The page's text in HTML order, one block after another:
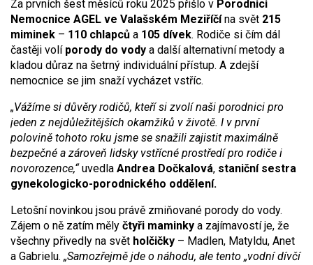
Za prvních šest měsíců roku 2025 přišlo v Porodnici
Nemocnice AGEL ve Valašském Meziříčína svět 215
miminek – 110 chlapců a 105 dívek. Rodiče si čím dál
častěji volí porody do vody a další alternativní metody a
kladou důraz na šetrný individuální přístup. A zdejší
nemocnice se jim snaží vycházet vstříc.
„Vážíme si důvěry rodičů, kteří si zvolí naši porodnici pro
jeden z nejdůležitějších okamžiků v životě. I v první
polovině tohoto roku jsme se snažili zajistit maximálně
bezpečné a zároveň lidsky vstřícné prostředí pro rodiče i
novorozence,“uvedla Andrea Dočkalová, staniční sestra
gynekologicko-porodnického oddělení.
Letošní novinkou jsou právě zmiňované porody do vody.
Zájem o ně zatím měly čtyři maminky a zajímavostí je, že
všechny přivedly na svět holčičky – Madlen, Matyldu, Anet
a Gabrielu. „Samozřejmě jde o náhodu, ale tento „vodní dívčí